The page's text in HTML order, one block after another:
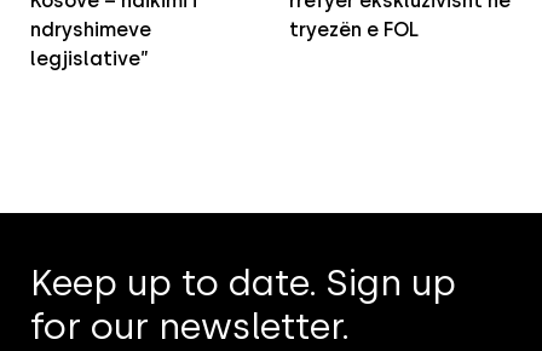
ndryshimeve
legjislative”
tryezën e FOL
Keep up to date. Sign up
for our newsletter.